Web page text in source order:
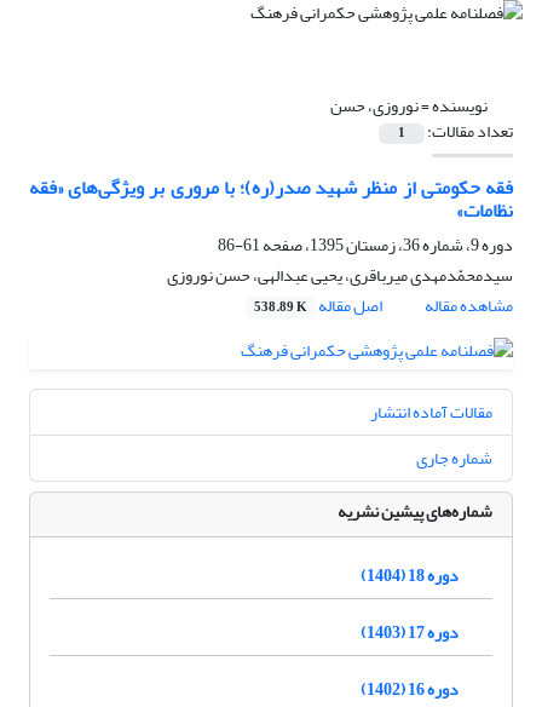
نویسنده =نوروزی، حسن
تعداد مقالات: 1
فقه حکومتی از منظر شهید صدر(ره)؛ با مروری بر ویژگی‌های «فقه
نظامات»
دوره 9، شماره 36، زمستان 1395، صفحه
61-86
سیدمحمّدمهدی میرباقری، یحیی عبدالهی، حسن نوروزی
مشاهده مقاله
اصل مقاله 538.89 K
مقالات آماده انتشار
شماره جاری
شماره‌های پیشین نشریه
دوره 18 (1404)
دوره 17 (1403)
دوره 16 (1402)